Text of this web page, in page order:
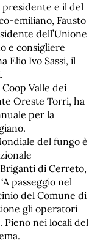
e il del
emiliano, Fausto
dell’Unione
e consigliere
Elio Ivo Sassi, il
Valle dei
Oreste Torri, ha
per la
del fungo è
di Cerreto,
passeggio nel
del Comune di
gli operatori
nei locali del